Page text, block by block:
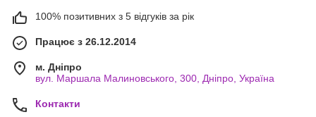
100% позитивних з 5 відгуків за рік
Працює з 26.12.2014
м. Дніпро
вул. Маршала Малиновського, 300, Дніпро, Україна
Контакти